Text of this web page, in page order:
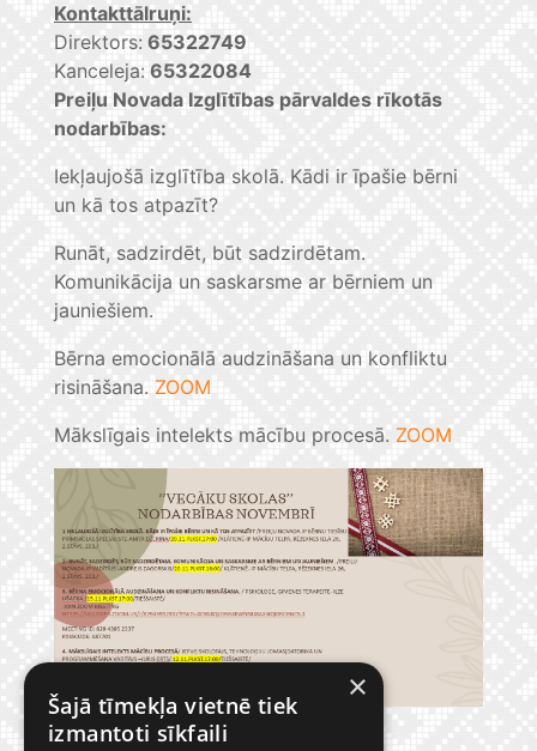
Kontakttālruņi:
Direktors: 65322749
Kanceleja: 65322084
Preiļu Novada Izglītības pārvaldes rīkotās
nodarbības:
Iekļaujošā izglītība skolā. Kādi ir īpašie bērni
un kā tos atpazīt?
Runāt, sadzirdēt, būt sadzirdētam.
Komunikācija un saskarsme ar bērniem un
jauniešiem.
Bērna emocionālā audzināšana un konfliktu
risināšana. ZOOM
Mākslīgais intelekts mācību procesā. ZOOM
×
Šajā tīmekļa vietnē tiek
izmantoti sīkfaili